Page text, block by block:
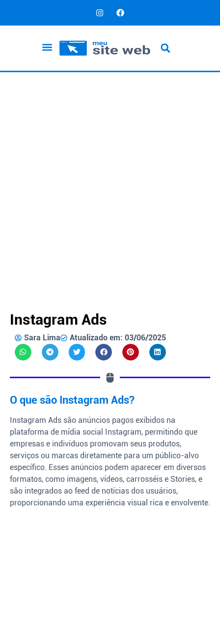
Instagram Ads
Sara Lima Atualizado em: 03/06/2025
O que são Instagram Ads?
Instagram Ads são anúncios pagos exibidos na
plataforma de mídia social Instagram, permitindo que
empresas e indivíduos promovam seus produtos,
serviços ou marcas diretamente para um público-alvo
específico. Esses anúncios podem aparecer em diversos
formatos, como imagens, vídeos, carrosséis e Stories, e
são integrados ao feed de notícias dos usuários,
proporcionando uma experiência visual rica e envolvente.